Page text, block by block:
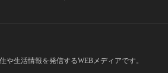
生活情報を発信するWEBメディアです。